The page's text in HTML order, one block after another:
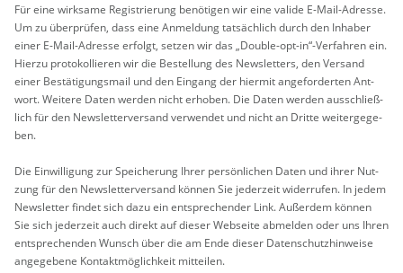
Für eine wirk­sa­me Re­gis­trie­rung be­nö­ti­gen wir eine va­li­de E-Mail-Adres­se.
Um zu über­prü­fen, dass eine An­mel­dung tat­säch­lich durch den In­ha­ber
einer E-Mail-Adres­se er­folgt, set­zen wir das „Dou­ble-opt-in“-Ver­fah­ren ein.
Hier­zu pro­to­kol­lie­ren wir die Be­stel­lung des News­let­ters, den Ver­sand
einer Be­stä­ti­gungs­mail und den Ein­gang der hier­mit an­ge­for­der­ten Ant­
wort. Wei­te­re Daten wer­den nicht er­ho­ben. Die Daten wer­den aus­schlie­ß­
lich für den News­let­ter­ver­sand ver­wen­det und nicht an Drit­te wei­ter­ge­ge­
ben.
Die Ein­wil­li­gung zur Spei­che­rung Ihrer per­sön­li­chen Daten und ihrer Nut­
zung für den News­let­ter­ver­sand kön­nen Sie je­der­zeit wi­der­ru­fen. In jedem
News­let­ter fin­det sich dazu ein ent­spre­chen­der Link. Au­ßer­dem kön­nen
Sie sich je­der­zeit auch di­rekt auf die­ser Web­sei­te ab­mel­den oder uns Ihren
ent­spre­chen­den Wunsch über die am Ende die­ser Da­ten­schutz­hin­wei­se
an­ge­ge­be­ne Kon­takt­mög­lich­keit mit­tei­len.